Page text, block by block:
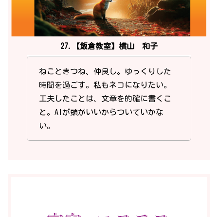
27.【飯倉教室】横山 和子
ねこときつね、仲良し。ゆっくりした
時間を過ごす。私もネコになりたい。
工夫したことは、文章を的確に書くこ
と。AIが頭がいいからついていかな
い。